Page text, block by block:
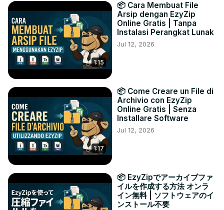
1:15
📦 Cara Membuat File
Arsip dengan EzyZip
Online Gratis | Tanpa
Instalasi Perangkat Lunak
Jul 12, 2026
1:17
📦 Come Creare un File di
Archivio con EzyZip
Online Gratis | Senza
Installare Software
Jul 12, 2026
📦 EzyZipでアーカイブファ
イルを作成する方法 オンラ
イン無料 | ソフトウェアのイ
ンストール不要